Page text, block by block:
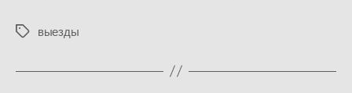
Меткивыезды